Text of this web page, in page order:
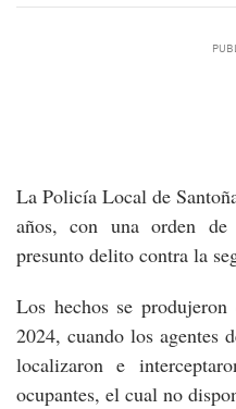
La Policía Local de
años, con una orden
presunto delito contra la
Los hechos se
2024, cuando los agentes
localizaron e
ocupantes, el cual no